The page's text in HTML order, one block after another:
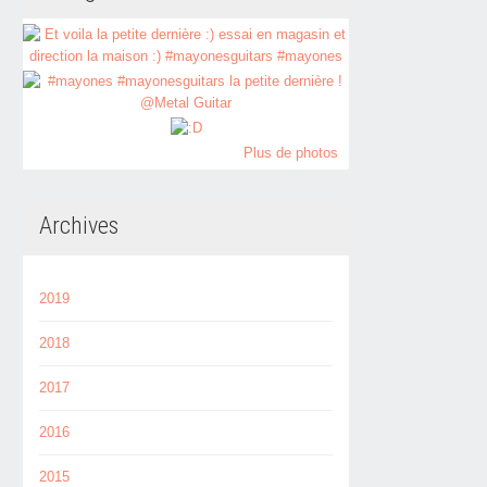
Plus de photos
Archives
2019
2018
2017
2016
2015